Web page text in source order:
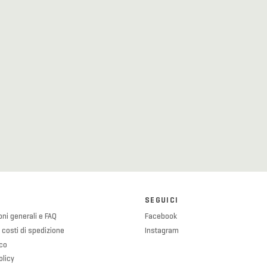
generali e FAQ
costi di spedizione
SEGUICI
Facebook
Instagram